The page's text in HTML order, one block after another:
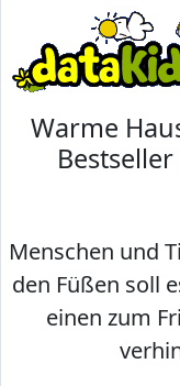
Warme
Menschen und
den Füßen soll
einen zum